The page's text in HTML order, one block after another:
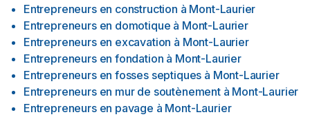
Entrepreneurs en construction à Mont-Laurier
Entrepreneurs en domotique à Mont-Laurier
Entrepreneurs en excavation à Mont-Laurier
Entrepreneurs en fondation à Mont-Laurier
Entrepreneurs en fosses septiques à Mont-Laurier
Entrepreneurs en mur de soutènement à Mont-Laurier
Entrepreneurs en pavage à Mont-Laurier